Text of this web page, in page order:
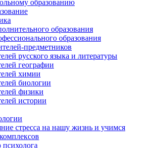
образованию
образования
образования
предметников
русского языка и литературы
географии
химии
биологии
физики
истории
стресса на нашу жизнь и учимся
психолога